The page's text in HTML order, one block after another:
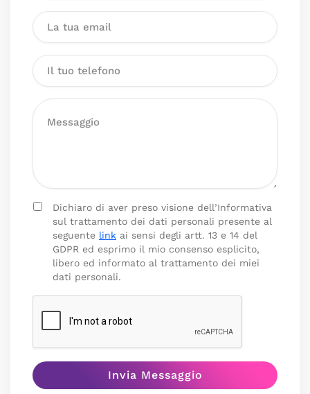
Dichiaro di aver preso visione dell’Informativa
sul trattamento dei dati personali presente al
seguente link ai sensi degli artt. 13 e 14 del
GDPR ed esprimo il mio consenso esplicito,
libero ed informato al trattamento dei miei
dati personali.